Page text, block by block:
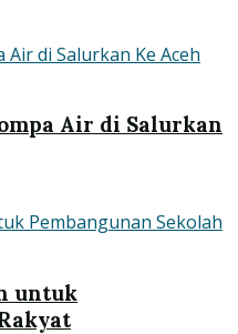
Air di Salurkan
untuk